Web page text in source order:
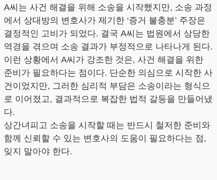
A씨는 사건 해결을 위해 소송을 시작했지만, 소송 과정
에서 상대방의 변호사가 제기한 ‘증거 불충분’ 주장은
결정적인 고비가 되었다. 결국 A씨는 법원에서 상당한
역경을 겪으며 소송 결과가 부정적으로 나타나게 된다.
이런 상황에서 A씨가 강조한 것은, 사건 해결을 위한
준비가 필요하다는 점이다. 단순한 의심으로 시작한 사
건이었지만, 그러한 심리적 부담은 소송이라는 형식으
로 이어졌고, 결과적으로 복잡한 법적 갈등을 만들어냈
다.
상간녀피고 소송을 시작할 때는 반드시 철저한 준비와
함께 신뢰할 수 있는 변호사의 도움이 필요하다는 점,
잊지 말아야 한다.